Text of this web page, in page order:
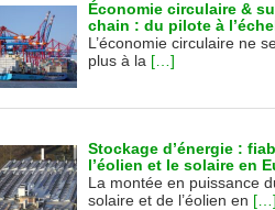
Économie circulaire &
chain : du pilote à
L’économie circulaire ne
plus à la […]
Stockage d’énergie :
l’éolien et le solaire en
La montée en puissance
solaire et de l’éolien en […]